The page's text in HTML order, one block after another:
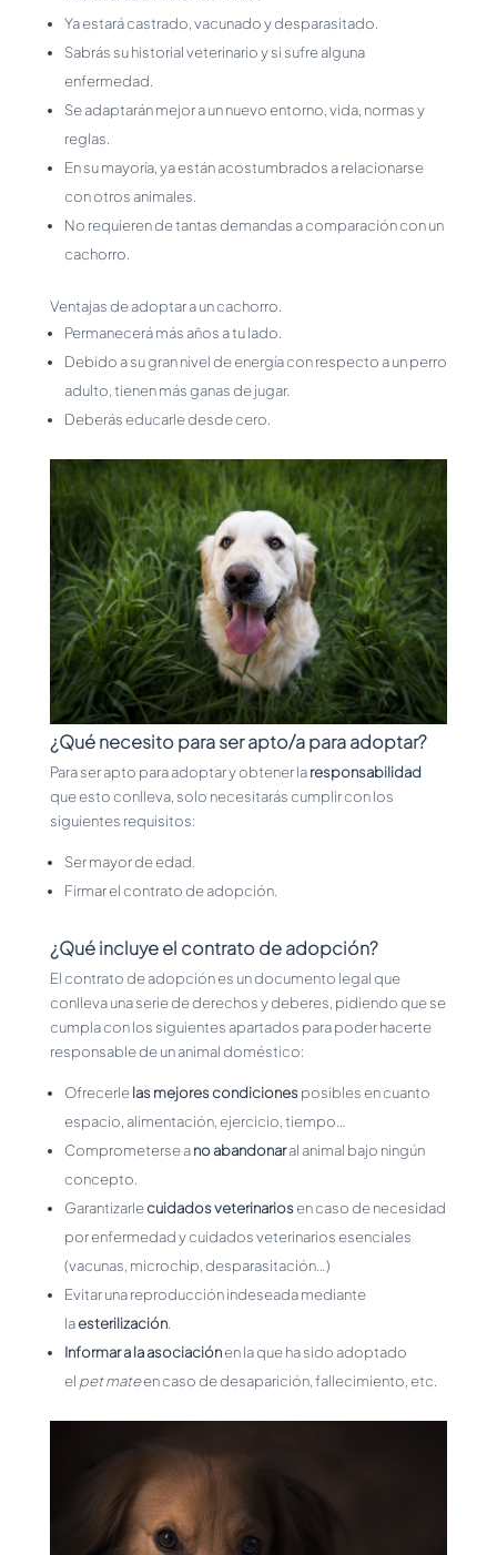
Ya estará castrado, vacunado y desparasitado.
Sabrás su historial veterinario y si sufre alguna
enfermedad.
Se adaptarán mejor a un nuevo entorno, vida, normas y
reglas.
En su mayoría, ya están acostumbrados a relacionarse
con otros animales.
No requieren de tantas demandas a comparación con un
cachorro.
Ventajas de adoptar a un cachorro.
Permanecerá más años a tu lado.
Debido a su gran nivel de energía con respecto a un perro
adulto, tienen más ganas de jugar.
Deberás educarle desde cero.
¿Qué necesito para ser apto/a para adoptar?
Para ser apto para adoptar y obtener laresponsabilidad
que esto conlleva, solo necesitarás cumplir con los
siguientes requisitos:
Ser mayor de edad.
Firmar el contrato de adopción.
¿Qué incluye el contrato de adopción?
El contrato de adopción es un documento legal que
conlleva una serie de derechos y deberes, pidiendo que se
cumpla con los siguientes apartados para poder hacerte
responsable de un animal doméstico:
Ofrecerlelas mejores condicionesposibles en cuanto
espacio, alimentación, ejercicio, tiempo…
Comprometerse ano abandonaral animal bajo ningún
concepto.
Garantizarlecuidados veterinariosen caso de necesidad
por enfermedad y cuidados veterinarios esenciales
(vacunas, microchip, desparasitación…)
Evitar una reproducción indeseada mediante
laesterilización.
Informar a la asociaciónen la que ha sido adoptado
el pet mateen caso de desaparición, fallecimiento, etc.